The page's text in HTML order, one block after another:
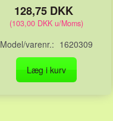
128,75 DKK
(103,00 DKK u/Moms)
Model/varenr.: 1620309
Læg i kurv